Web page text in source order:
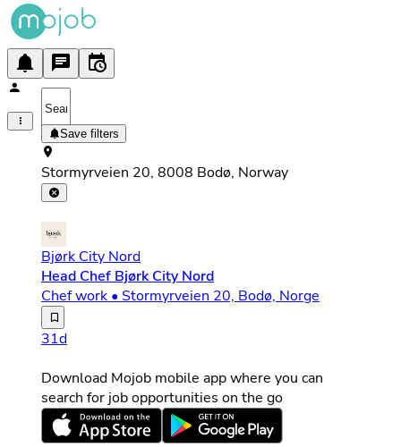
Save filters
Stormyrveien 20, 8008 Bodø, Norway
Bjørk City Nord
Head Chef Bjørk City Nord
Chef work • Stormyrveien 20, Bodø, Norge
Kjøkkensjef / Head Chef – Bli med og sett ditt preg
31d
Download Mojob mobile app where you can
search for job opportunities on the go